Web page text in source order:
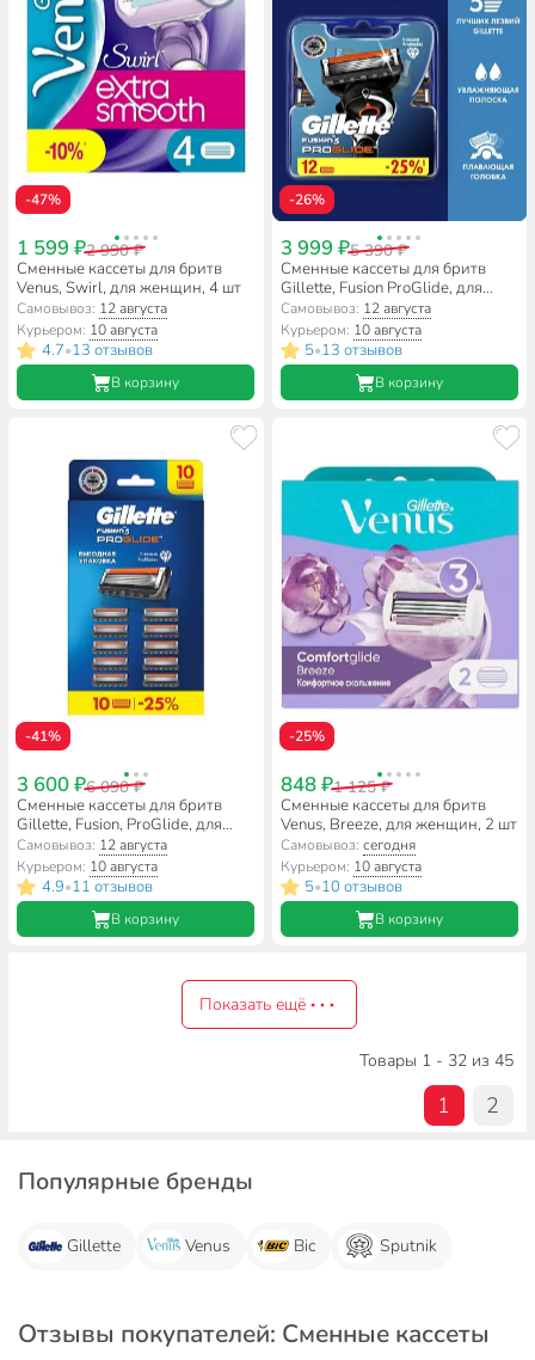
-47%
1 599 ₽2 990 ₽
Сменные кассеты для бритв
Venus, Swirl, для женщин, 4 шт
Самовывоз: 12 августа
Курьером: 10 августа
4.7•13 отзывов
В корзину
-26%
3 999 ₽5 390 ₽
Сменные кассеты для бритв
Gillette, Fusion ProGlide, для
мужчин, 12 шт
Самовывоз: 12 августа
Курьером: 10 августа
5•13 отзывов
В корзину
-41%
3 600 ₽6 090 ₽
Сменные кассеты для бритв
Gillette, Fusion, ProGlide, для
мужчин, 10 шт, 0050016380
Самовывоз: 12 августа
Курьером: 10 августа
4.9•11 отзывов
В корзину
-25%
848 ₽1 125 ₽
Сменные кассеты для бритв
Venus, Breeze, для женщин, 2 шт
Самовывоз: сегодня
Курьером: 10 августа
5•10 отзывов
В корзину
Показать ещё
Товары 1 - 32 из 45
1 2
Популярные бренды
Gillette Venus Bic Sputnik
Отзывы покупателей: Сменные кассеты